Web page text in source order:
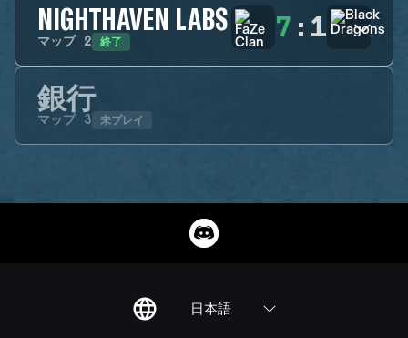
NIGHTHAVEN LABS
マップ 2 終了 7 : 1
銀行
マップ 3 未プレイ
日本語